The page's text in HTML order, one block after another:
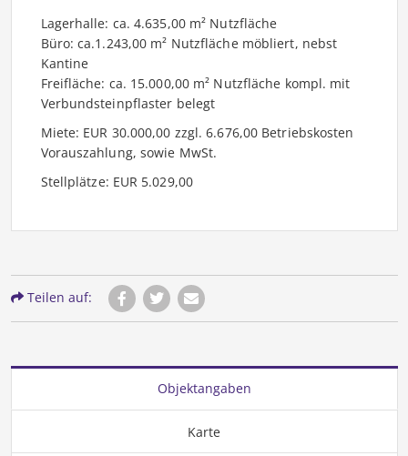
Lagerhalle: ca. 4.635,00 m² Nutzfläche
Büro: ca.1.243,00 m² Nutzfläche möbliert, nebst
Kantine
Freifläche: ca. 15.000,00 m² Nutzfläche kompl. mit
Verbundsteinpflaster belegt
Miete: EUR 30.000,00 zzgl. 6.676,00 Betriebskosten
Vorauszahlung, sowie MwSt.
Stellplätze: EUR 5.029,00
Teilen auf:
Objektangaben
Karte